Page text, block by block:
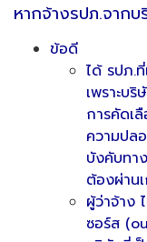
หากจ้างรปภ.จาก
ข้อดี
ได้ รปภ.
เพราะบ
การคัดเ
ความปล
บังคับทา
ต้องผ่าน
ผู้ว่าจ้าง
ซอร์ส